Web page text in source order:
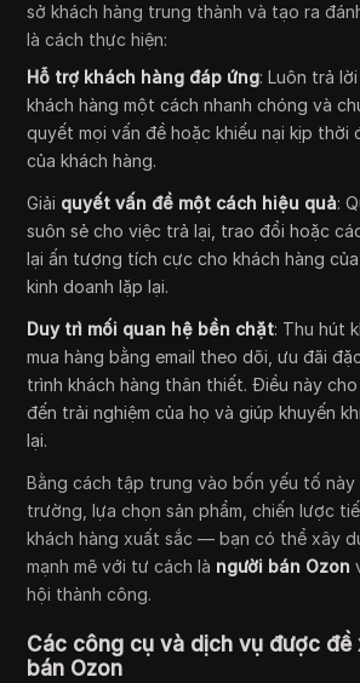
sở khách hàng trung thành và tạo ra
là cách thực hiện:
Hỗ trợ khách hàng đáp ứng: Luôn trả
khách hàng một cách nhanh chóng và
quyết mọi vấn đề hoặc khiếu nại kịp thời
của khách hàng.
Giải quyết vấn đề một cách hiệu quả:
suôn sẻ cho việc trả lại, trao đổi hoặc
lại ấn tượng tích cực cho khách hàng
kinh doanh lặp lại.
Duy trì mối quan hệ bền chặt: Thu hút
mua hàng bằng email theo dõi, ưu đãi
trình khách hàng thân thiết. Điều này
đến trải nghiệm của họ và giúp khuyến
lại.
Bằng cách tập trung vào bốn yếu tố
trường, lựa chọn sản phẩm, chiến lược
khách hàng xuất sắc — bạn có thể xây
mạnh mẽ với tư cách là người bán Ozon
hội thành công.
Các công cụ và dịch vụ được đề
bán Ozon